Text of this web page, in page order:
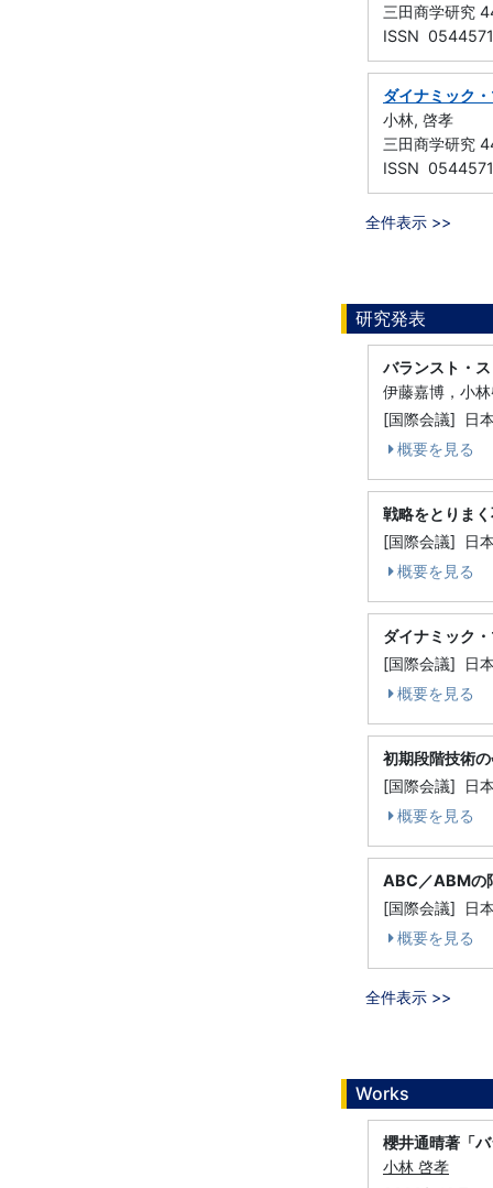
三田商学研究
ISSN
ダイナミック
小林, 啓孝
三田商学研究
ISSN
全件表示 >>
研究発表
バランスト・
伊藤嘉博，小
[国際会議] 日
概要を見る
戦略をとりま
[国際会議] 日
概要を見る
ダイナミック
[国際会議] 日
概要を見る
初期段階技術
[国際会議] 日
概要を見る
ABC／ABMの
[国際会議] 日
概要を見る
全件表示 >>
Works
櫻井通晴著「
小林 啓孝